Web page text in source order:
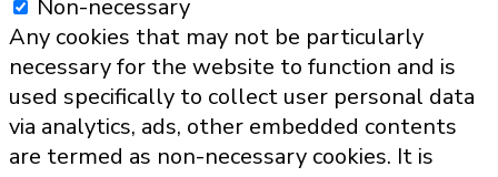
Non-necessary
Any cookies that may not be particularly
necessary for the website to function and is
used specifically to collect user personal data
via analytics, ads, other embedded contents
are termed as non-necessary cookies. It is